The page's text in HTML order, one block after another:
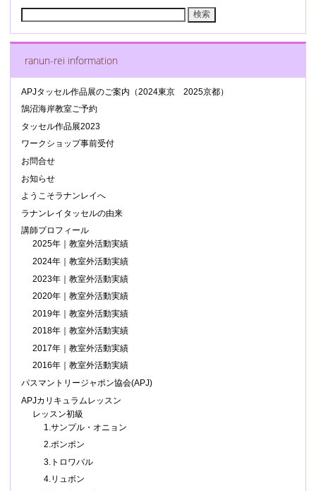
ranun-rei information
APJタッセル作品展のご案内（2024東京 2025京都）
鵠沼海岸教室ご予約
タッセル作品展2023
ワークショップ事前受付
お問合せ
お知らせ
ようこそラナンレイへ
ラナンレイタッセルの由来
講師プロフィール
2025年｜教室外活動実績
2024年｜教室外活動実績
2023年｜教室外活動実績
2020年｜教室外活動実績
2019年｜教室外活動実績
2018年｜教室外活動実績
2017年｜教室外活動実績
2016年｜教室外活動実績
パスマントリージャポン協会(APJ)
APJカリキュラムレッスン
レッスン初級
1.サンプル・オニョン
2.ポンポン
3.トロワバル
4.リュボン